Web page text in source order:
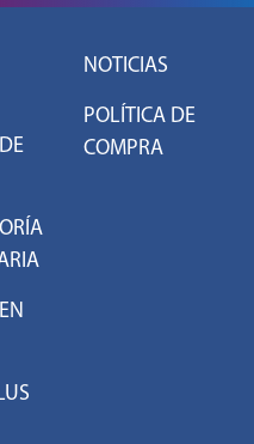
NOTICIAS
POLÍTICA DE
COMPRA